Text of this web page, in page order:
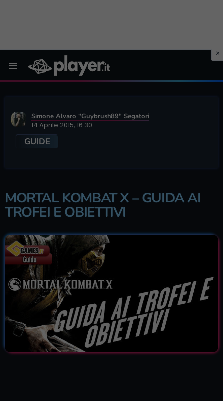
Simone Alvaro "Guybrush89" Segatori
14 Aprile 2015, 16:30
GUIDE
MORTAL KOMBAT X – GUIDA AI
TROFEI E OBIETTIVI